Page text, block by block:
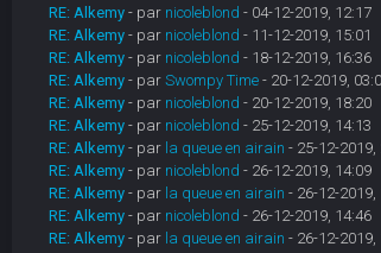
RE: Alkemy - par nicoleblond - 04-12-2019, 12:17
RE: Alkemy - par nicoleblond - 11-12-2019, 15:01
RE: Alkemy - par nicoleblond - 18-12-2019, 16:36
RE: Alkemy - par Swompy Time- 20-12-2019,
RE: Alkemy - par nicoleblond - 20-12-2019, 18:20
RE: Alkemy - par nicoleblond - 25-12-2019, 14:13
RE: Alkemy - par la queue en airain - 25-12-2019,
RE: Alkemy - par nicoleblond - 26-12-2019, 14:09
RE: Alkemy - par la queue en airain - 26-12-2019,
RE: Alkemy - par nicoleblond - 26-12-2019, 14:46
RE: Alkemy - par la queue en airain - 26-12-2019,